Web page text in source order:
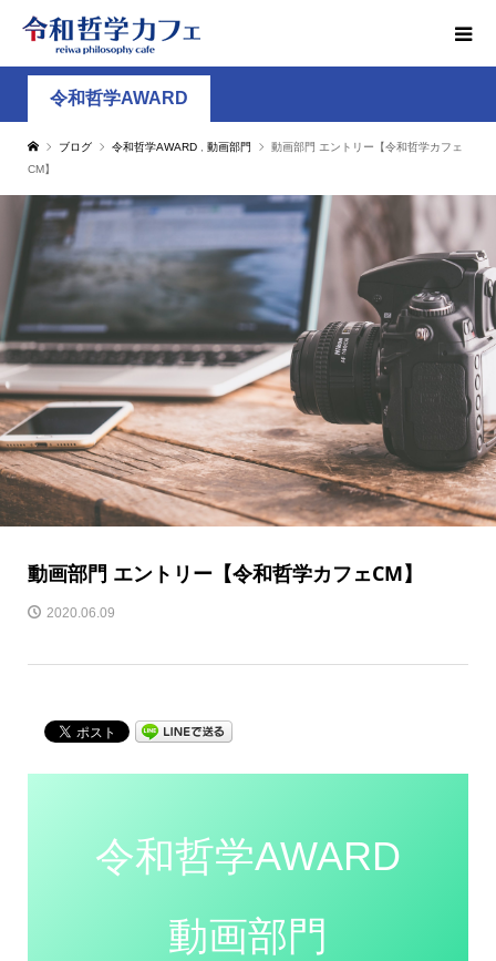
令和哲学AWARD
ブログ 令和哲学AWARD 動画部門
動画部門 エントリー【令和哲学カフェ
CM】
動画部門 エントリー【令和哲学カフェCM】
2020.06.09
令和哲学AWARD
動画部門